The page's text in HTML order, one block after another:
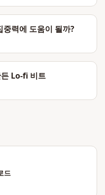
력에 도움이 될까?
Lo-fi 비트
드